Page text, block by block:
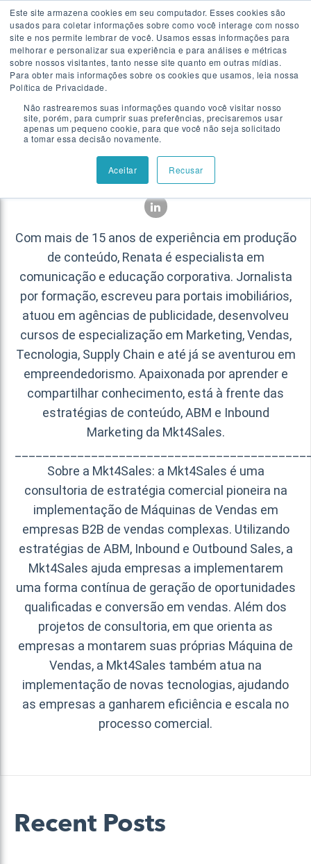
Este site armazena cookies em seu computador. Esses cookies são
usados para coletar informações sobre como você interage com nosso
site e nos permite lembrar de você. Usamos essas informações para
melhorar e personalizar sua experiência e para análises e métricas
sobre nossos visitantes, tanto nesse site quanto em outras mídias.
Para obter mais informações sobre os cookies que usamos, leia nossa
Política de Privacidade.
Não rastrearemos suas informações quando você visitar nosso
site, porém, para cumprir suas preferências, precisaremos usar
apenas um pequeno cookie, para que você não seja solicitado
a tomar essa decisão novamente.
Aceitar Recusar
Falar com especialista
Renata Schleiffer Gracia
Com mais de 15 anos de experiência em produção
de conteúdo, Renata é especialista em
comunicação e educação corporativa. Jornalista
por formação, escreveu para portais imobiliários,
atuou em agências de publicidade, desenvolveu
cursos de especialização em Marketing, Vendas,
Tecnologia, Supply Chain e até já se aventurou em
empreendedorismo. Apaixonada por aprender e
compartilhar conhecimento, está à frente das
estratégias de conteúdo, ABM e Inbound
Marketing da Mkt4Sales.
Sobre a Mkt4Sales: a Mkt4Sales é uma
consultoria de estratégia comercial pioneira na
implementação de Máquinas de Vendas em
empresas B2B de vendas complexas. Utilizando
estratégias de ABM, Inbound e Outbound Sales, a
Mkt4Sales ajuda empresas a implementarem
uma forma contínua de geração de oportunidades
qualificadas e conversão em vendas. Além dos
projetos de consultoria, em que orienta as
empresas a montarem suas próprias Máquina de
Vendas, a Mkt4Sales também atua na
implementação de novas tecnologias, ajudando
as empresas a ganharem eficiência e escala no
processo comercial.
Recent Posts